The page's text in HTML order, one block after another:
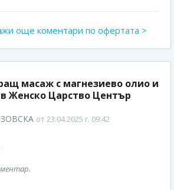
още коментари по офертата >
масаж с магнезиево олио и
Женско Царство Център
от 23.04.2025 г. 09:42